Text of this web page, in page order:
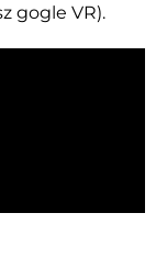
gogle VR).